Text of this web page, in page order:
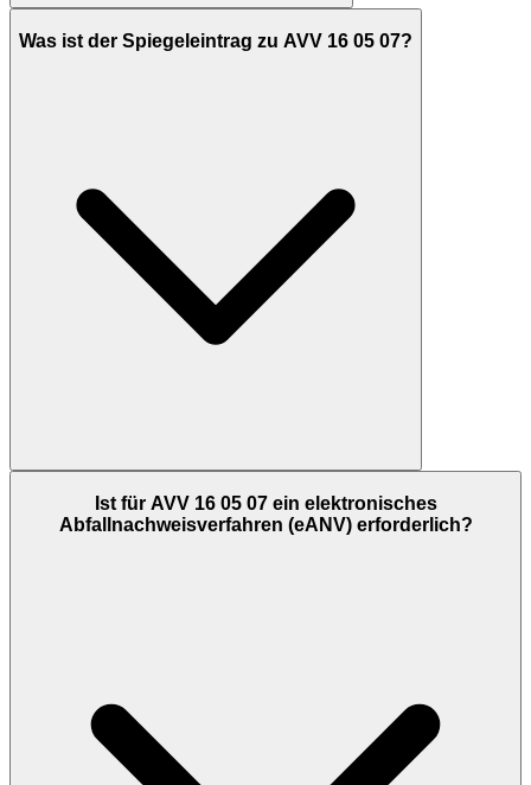
Was ist der Spiegeleintrag zu AVV 16 05 07?
Ist für AVV 16 05 07 ein elektronisches
Abfallnachweisverfahren (eANV) erforderlich?